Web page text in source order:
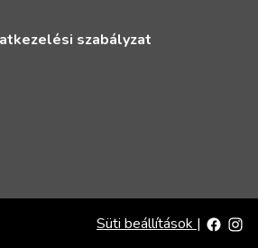
szabályzat
Süti beállítások |